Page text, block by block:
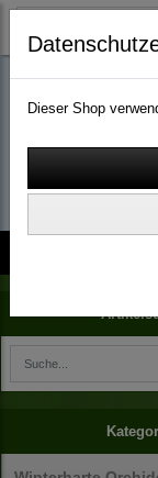
Dieser Shop